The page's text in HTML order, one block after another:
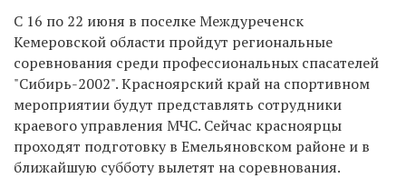
С 16 по 22 июня в поселке Междуреченск
Кемеровской области пройдут региональные
соревнования среди профессиональных спасателей
"Сибирь-2002". Красноярский край на спортивном
мероприятии будут представлять сотрудники
краевого управления МЧС. Сейчас красноярцы
проходят подготовку в Емельяновском районе и в
ближайшую субботу вылетят на соревнования.